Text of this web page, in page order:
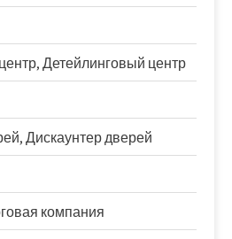
Детейлинговый центр
Дискаунтер дверей
компания